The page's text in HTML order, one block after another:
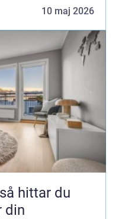
på rätt sätt
10 maj 2026
din